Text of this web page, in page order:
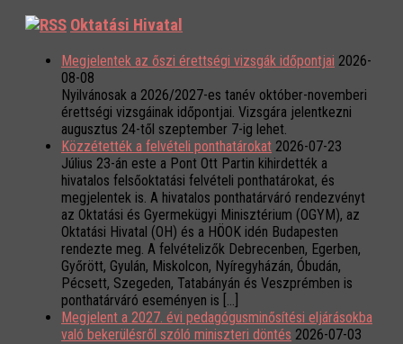
Oktatási Hivatal
Megjelentek az őszi érettségi vizsgák időpontjai 2026-
08-08
Nyilvánosak a 2026/2027-es tanév október-novemberi
érettségi vizsgáinak időpontjai. Vizsgára jelentkezni
augusztus 24-től szeptember 7-ig lehet.
Közzétették a felvételi ponthatárokat 2026-07-23
Július 23-án este a Pont Ott Partin kihirdették a
hivatalos felsőoktatási felvételi ponthatárokat, és
megjelentek is. A hivatalos ponthatárváró rendezvényt
az Oktatási és Gyermekügyi Minisztérium (OGYM), az
Oktatási Hivatal (OH) és a HÖOK idén Budapesten
rendezte meg. A felvételizők Debrecenben, Egerben,
Győrött, Gyulán, Miskolcon, Nyíregyházán, Óbudán,
Pécsett, Szegeden, Tatabányán és Veszprémben is
ponthatárváró eseményen is […]
Megjelent a 2027. évi pedagógusminősítési eljárásokba
való bekerülésről szóló miniszteri döntés 2026-07-03